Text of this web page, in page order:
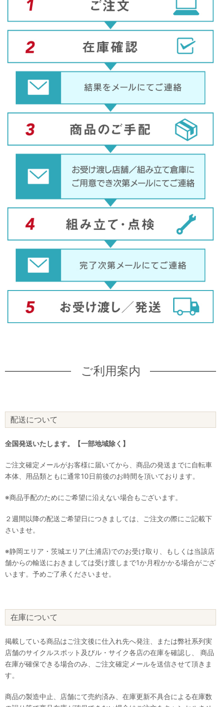
ご利用案内
配送について
全国発送いたします。【一部地域除く】
ご注文確定メールがお客様に届いてから、商品の発送までに自転車
本体、用品類ともに通常10日前後のお時間を頂いております。
※商品手配のためにご希望に沿えない場合もございます。
２週間以降の配送ご希望日につきましては、ご注文の際にご記載下
さいませ。
※静岡エリア・茨城エリア(土浦店)でのお受け取り、もしくは当該店
舗からの輸送におきましては受け渡しまで1か月程かかる場合がござ
います。予めご了承くださいませ。
在庫について
掲載している商品はご注文後に仕入れ先へ発注、または弊社系列実
店舗のサイクルスポット及びル・サイク各店の在庫を確認し、 商品
在庫が確保できる場合のみ、ご注文確定メールを送信させて頂きま
す。
商品の製造中止、店舗にて売約済み、在庫更新不具合による在庫数